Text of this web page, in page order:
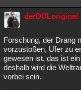
derDULoriginal
Forschung, der Drang
vorzustoßen, Ufer zu
gewesen ist, das ist
deshalb wird die
vorbei sein.